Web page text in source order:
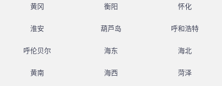
黄冈 衡阳 怀化
淮安 葫芦岛 呼和浩特
呼伦贝尔 海东 海北
黄南 海西 菏泽